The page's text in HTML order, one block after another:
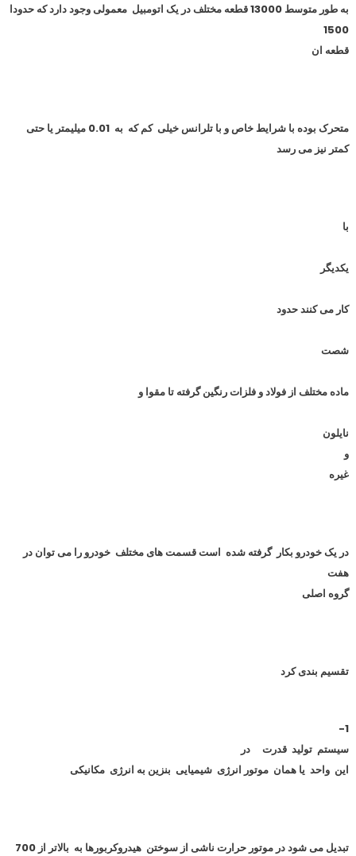
به طور متوسط 13000 قطعه مختلف در یک اتومبیل معمولی وجود دارد که حدودا
1500
قطعه ان
متحرک بوده با شرایط خاص و با تلرانس خیلی کم که به 0.01 میلیمتر یا حتی
کمتر نیز می رسد
با
یکدیگر
کار می کنند حدود
شصت
ماده مختلف از فولاد و فلزات رنگین گرفته تا مقوا و
نایلون
و
غیره
در یک خودرو بکار گرفته شده است قسمت های مختلف خودرو را می توان در
هفت
گروه اصلی
تقسیم بندی کرد
1-
سیستم تولید قدرت در
این واحد یا همان موتور انرژی شیمیایی بنزین به انرژی مکانیکی
تبدیل می شود در موتور حرارت ناشی از سوختن هیدروکربورها به بالاتر از 700